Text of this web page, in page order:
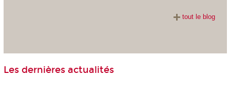
tout le blog
Les dernières actualités